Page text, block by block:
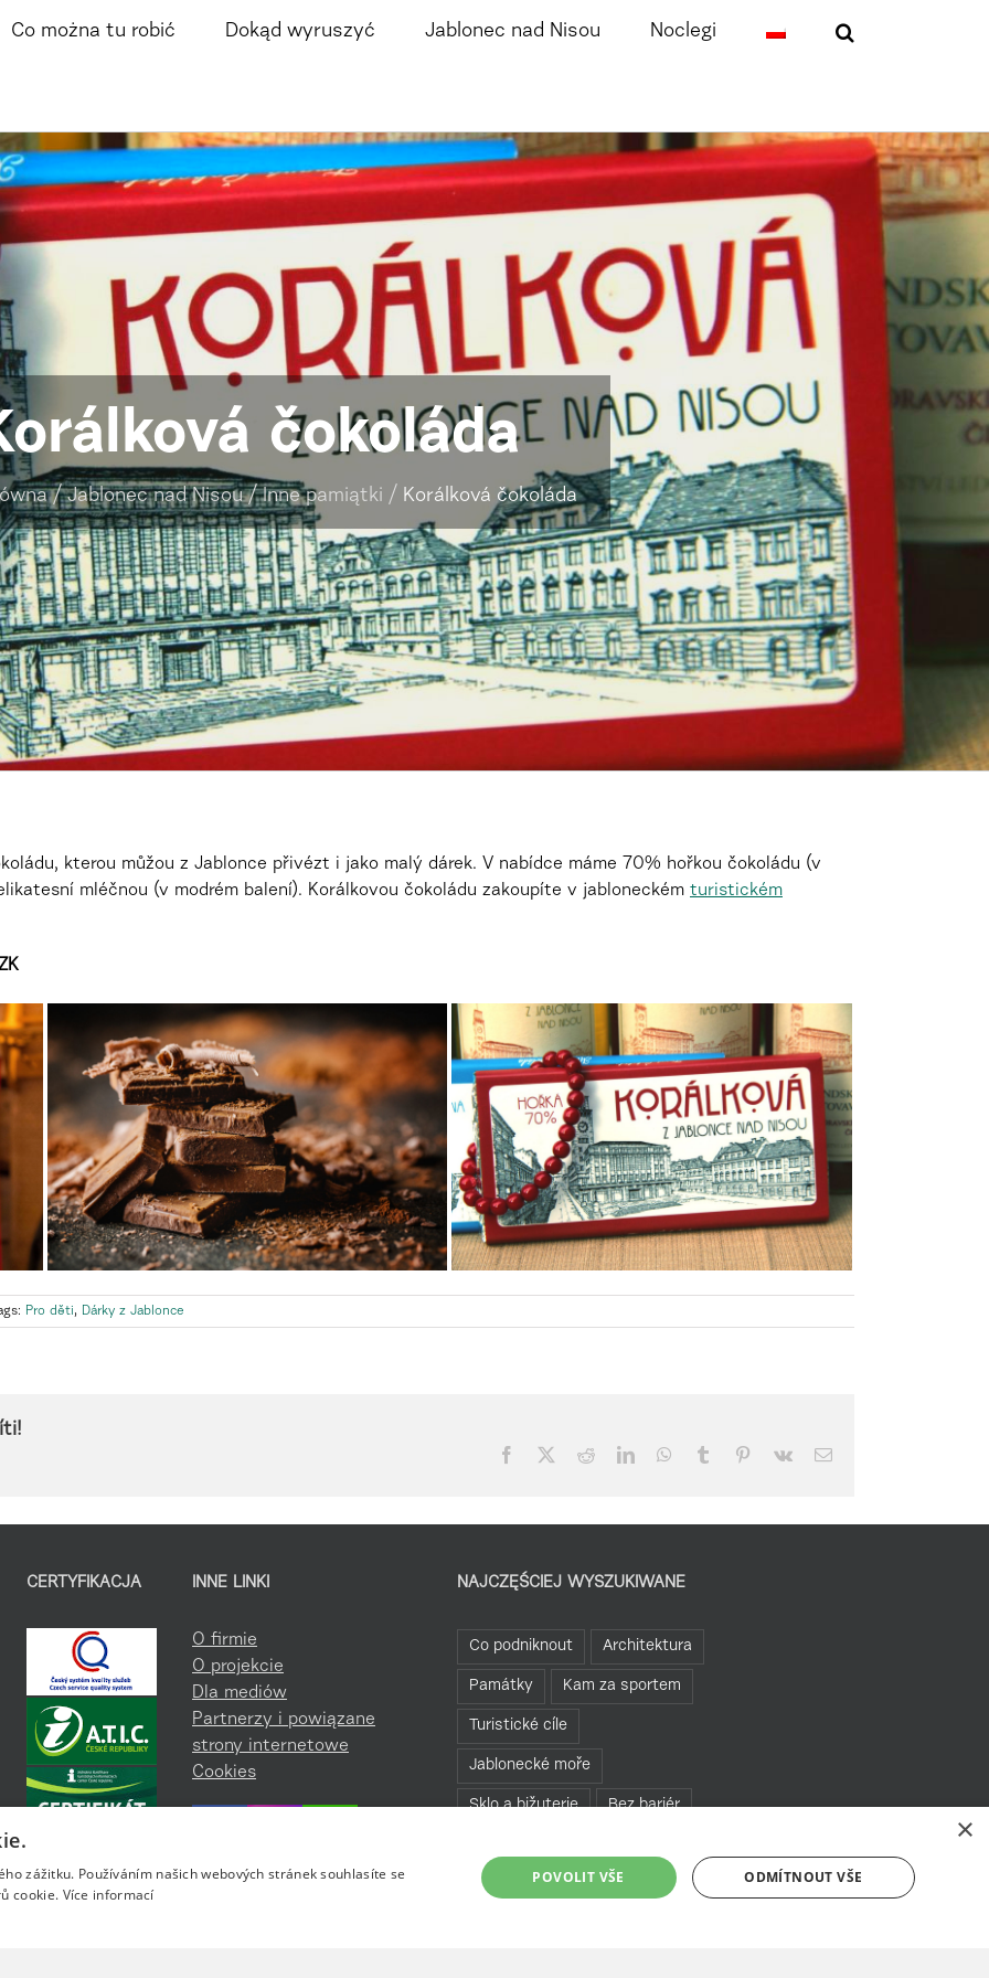
Co można tu robić Dokąd wyruszyć Jablonec nad Nisou Noclegi
čokoláda
/Jablonec nad Nisou/Inne pamiątki / Korálková čokoláda
kterou můžou z Jablonce přivézt i jako malý dárek. V nabídce máme 70% hořkou čokoládu (v
mléčnou (v modrém balení). Korálkovou čokoládu zakoupíte v jabloneckém turistickém
Pro děti, Dárky z Jablonce
Facebook RedditLinkedInWhatsApp
Tumblr Pinterest
Vk Email
CERTYFIKACJA INNE LINKI
O firmie
O projekcie
Dla mediów
Partnerzy i powiązane
strony internetowe
Cookies
NAJCZĘŚCIEJ WYSZUKIWANE
Co podniknout Architektura
Památky Kam za sportem
Turistické cíle
Jablonecké moře
Sklo a bižuterie Bez bariér
Rozhledny
×
zážitku. Používáním našich webových stránek souhlasíte se
cookie. Více informací
POVOLIT VŠE ODMÍTNOUT VŠE